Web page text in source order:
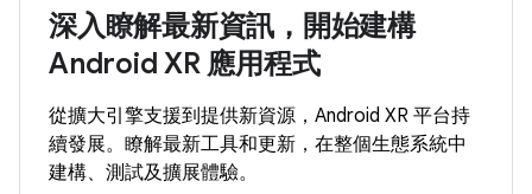
深入瞭解最新資訊，開始建構
Android XR 應用程式
從擴大引擎支援到提供新資源，Android XR 平台持
續發展。瞭解最新工具和更新，在整個生態系統中
建構、測試及擴展體驗。